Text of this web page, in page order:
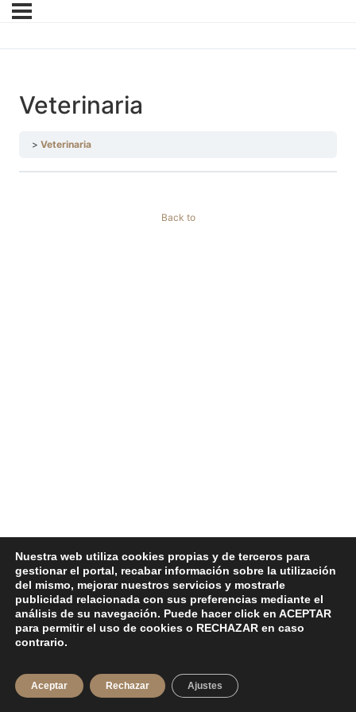
Veterinaria
Veterinaria
Back to
Nuestra web utiliza cookies propias y de terceros para
gestionar el portal, recabar información sobre la utilización
del mismo, mejorar nuestros servicios y mostrarle
publicidad relacionada con sus preferencias mediante el
análisis de su navegación. Puede hacer click en ACEPTAR
para permitir el uso de cookies o RECHAZAR en caso
contrario.
Aceptar Rechazar Ajustes